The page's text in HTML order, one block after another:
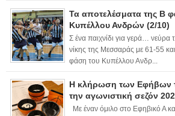
Τα αποτελέσματα της Β
Κυπέλλου Ανδρών (2/10)
Σ ένα παιχνίδι για γερά… νεύρα
νίκης της Μεσσαράς με 61-55
φάση του Κυπέλλου Ανδρ...
Η κλήρωση των Εφήβων
την αγωνιστική σεζόν
Με έναν όμιλο στο Εφηβικό Α